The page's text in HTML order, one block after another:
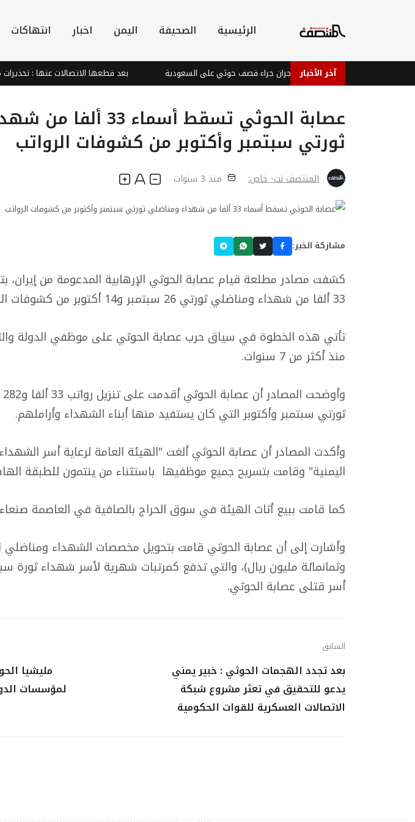
الرئيسية الصحيفة اليمن اخبار انتهاكات
آخر الأخبار
إصابات في نجران جراء قصف حوثي على السعودية بعد قطعها الاتصالات عنها : تحذيرات
عصابة الحوثي تسقط
ثورتي سبتمبر وأكتوبر من كشوفات الرواتب
المنتصف نت- خاص: منذ 3 سنوات
مشاركة الخبر:
كشفت مصادر مطلعة قيام عصابة الحوثي الإرهابية المدعومة من إيران،
33 ألفا من شهداء ومناضلي ثورتي 26 سبتمبر و14 أكتوبر من كشوفات الرواتب.
تأتي هذه الخطوة في سياق حرب عصابة الحوثي على موظفي الدولة
منذ أكثر من 7 سنوات.
ثورتي سبتمبر وأكتوبر التي كان يستفيد منها أبناء الشهداء وأراملهم.
وأكدت المصادر أن عصابة الحوثي ألغت "الهيئة العامة لرعاية أسر
اليمنية" وقامت بتسريح جميع موظفيها باستثناء من ينتمون للطبقة
كما قامت ببيع أثاث الهيئة في سوق الحراج بالصافية في العاصمة
وأشارت إلى أن عصابة الحوثي قامت بتحويل مخصصات الشهداء ومناضلي
وثمانمائة مليون ريال)، والتي تدفع كمرتبات شهرية لأسر شهداء ثورة
أسر قتلى عصابة الحوثي.
السابق
بعد تجدد الهجمات الحوثي : خبير يمني
يدعو للتحقيق في تعثر مشروع شبكة
الاتصالات العسكرية للقوات الحكومية
مليشيا
لمؤسسات